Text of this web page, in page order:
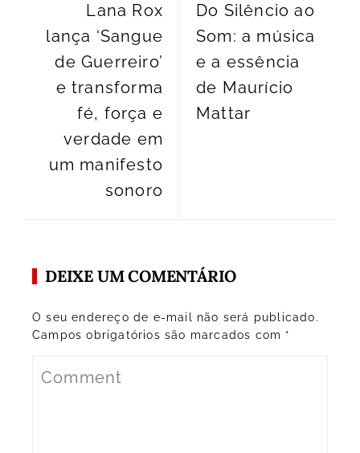
Lana Rox
lança ‘Sangue
de Guerreiro’
e transforma
fé, força e
verdade em
um manifesto
sonoro
Do Silêncio ao
Som: a música
e a essência
de Maurício
Mattar
DEIXE UM COMENTÁRIO
O seu endereço de e-mail não será publicado.
Campos obrigatórios são marcados com *